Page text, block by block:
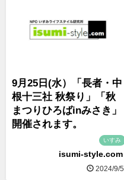
9月25日(水）「長者・中
根十三社 秋祭り」「秋
まつりひろばinみさき」
開催されます。
いすみ
isumi-style.com
2024/9/5